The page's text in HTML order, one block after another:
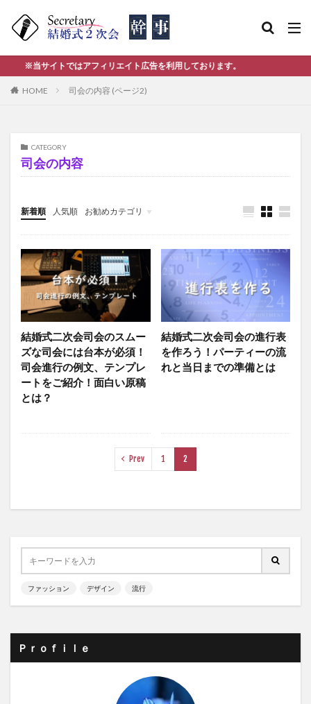
※当サイトではアフィリエイト広告を利用しております。
HOME 司会の内容 (ページ2)
CATEGORY
司会の内容
新着順 人気順 お勧めカテゴリ
幹事人
結婚式二次会司会のスムー
ズな司会には台本が必須！
司会進行の例文、テンプレ
ートをご紹介！面白い原稿
とは？
結婚式二次会司会の進行表
を作ろう！パーティーの流
れと当日までの準備とは
Prev 1 2
ファッション デザイン 流行
Ｐｒｏｆｉｌｅ